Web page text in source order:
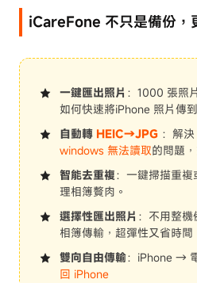
iCareFone 不只是備份，
一鍵匯出照片 ：1000 張照
如何快速將iPhone 照片傳
自動轉 HEIC→JPG ：解決
windows 無法讀取的問題
智能去重複：一鍵掃描重
理相簿贅肉。
選擇性匯出照片 ：不用整
相簿傳輸，超彈性又省時間
雙向自由傳輸：iPhone →
回 iPhone